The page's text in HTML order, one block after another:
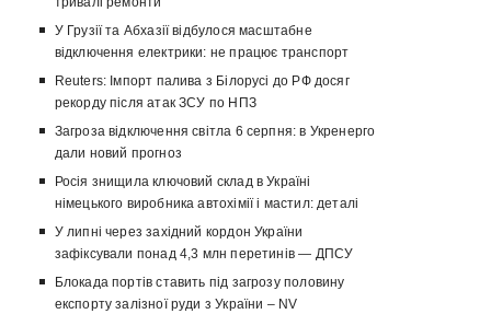
У Грузії та Абхазії відбулося масштабне
відключення електрики: не працює транспорт
Reuters: Імпорт палива з Білорусі до РФ досяг
рекорду після атак ЗСУ по НПЗ
Загроза відключення світла 6 серпня: в Укренерго
дали новий прогноз
Росія знищила ключовий склад в Україні
німецького виробника автохімії і мастил: деталі
У липні через західний кордон України
зафіксували понад 4,3 млн перетинів — ДПСУ
Блокада портів ставить під загрозу половину
експорту залізної руди з України – NV